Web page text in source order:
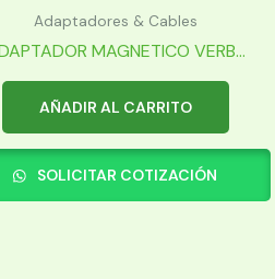
Adaptadores & Cables
MAGNETICO VERB...
AÑADIR AL CARRITO
SOLICITAR COTIZACIÓN